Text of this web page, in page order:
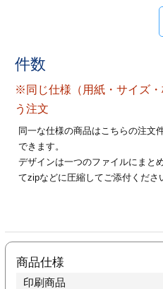
ファイル印刷
ァイル印刷
印刷
印刷
リーブ印刷
ムカード印刷
刷
カード印刷
フォルダー
ァイル印刷
件数
※同じ仕様（用紙・サイズ
う注文
同一な仕様の商品はこちらの注文
できます。
デザインは一つのファイルにまと
てzipなどに圧縮してご添付くださ
商品仕様
印刷商品